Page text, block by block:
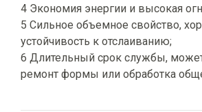
Рабочая температура °C
4 Экономия энергии и высокая
5 Сильное объемное свойство,
устойчивость к отслаиванию;
6 Длительный срок службы,
ремонт формы или обработка